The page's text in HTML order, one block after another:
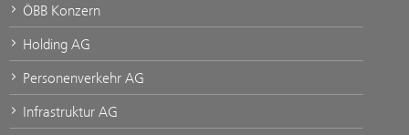
ÖBB Konzern
Holding AG
Personenverkehr AG
Infrastruktur AG